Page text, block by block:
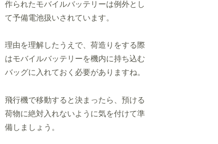
作られたモバイルバッテリーは例外とし
て予備電池扱いされています。
理由を理解したうえで、荷造りをする際
はモバイルバッテリーを機内に持ち込む
バッグに入れておく必要がありますね。
飛行機で移動すると決まったら、預ける
荷物に絶対入れないように気を付けて準
備しましょう。